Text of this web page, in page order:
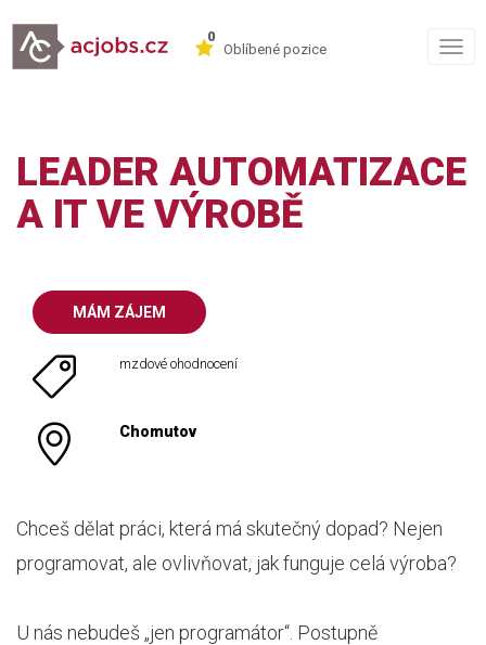
0
Oblíbené pozice
LEADER AUTOMATIZACE
A IT VE VÝROBĚ
MÁM ZÁJEM
mzdové ohodnocení
Chomutov
Chceš dělat práci, která má skutečný dopad? Nejen
programovat, ale ovlivňovat, jak funguje celá výroba?
U nás nebudeš „jen programátor“. Postupně